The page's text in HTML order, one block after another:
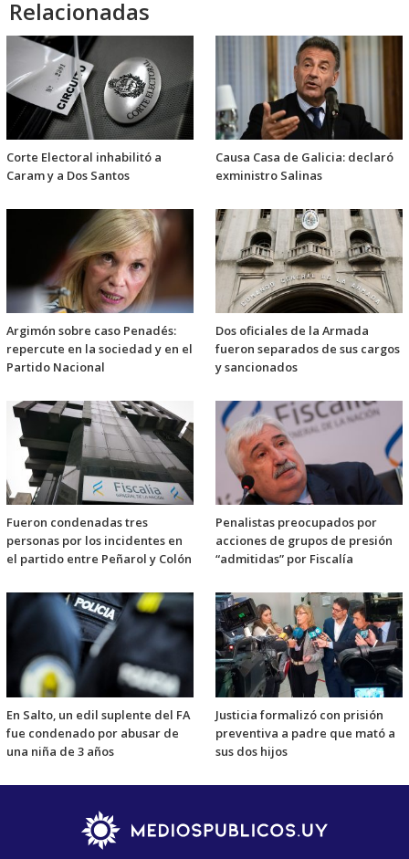
Relacionadas
Corte Electoral inhabilitó a
Caram y a Dos Santos
Causa Casa de Galicia: declaró
exministro Salinas
Argimón sobre caso Penadés:
repercute en la sociedad y en el
Partido Nacional
Dos oficiales de la Armada
fueron separados de sus cargos
y sancionados
Fueron condenadas tres
personas por los incidentes en
el partido entre Peñarol y Colón
Penalistas preocupados por
acciones de grupos de presión
“admitidas” por Fiscalía
En Salto, un edil suplente del FA
fue condenado por abusar de
una niña de 3 años
Justicia formalizó con prisión
preventiva a padre que mató a
sus dos hijos